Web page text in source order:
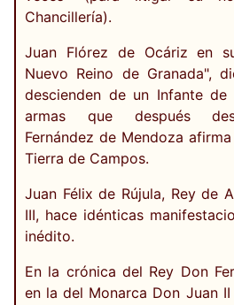
Chancillería).
Juan Flórez de Ocáriz en
Nuevo Reino de Granada",
descienden de un Infante
armas que después
Fernández de Mendoza
Tierra de Campos.
Juan Félix de Rújula, Rey de
III, hace idénticas
inédito.
En la crónica del Rey Don
en la del Monarca Don Juan